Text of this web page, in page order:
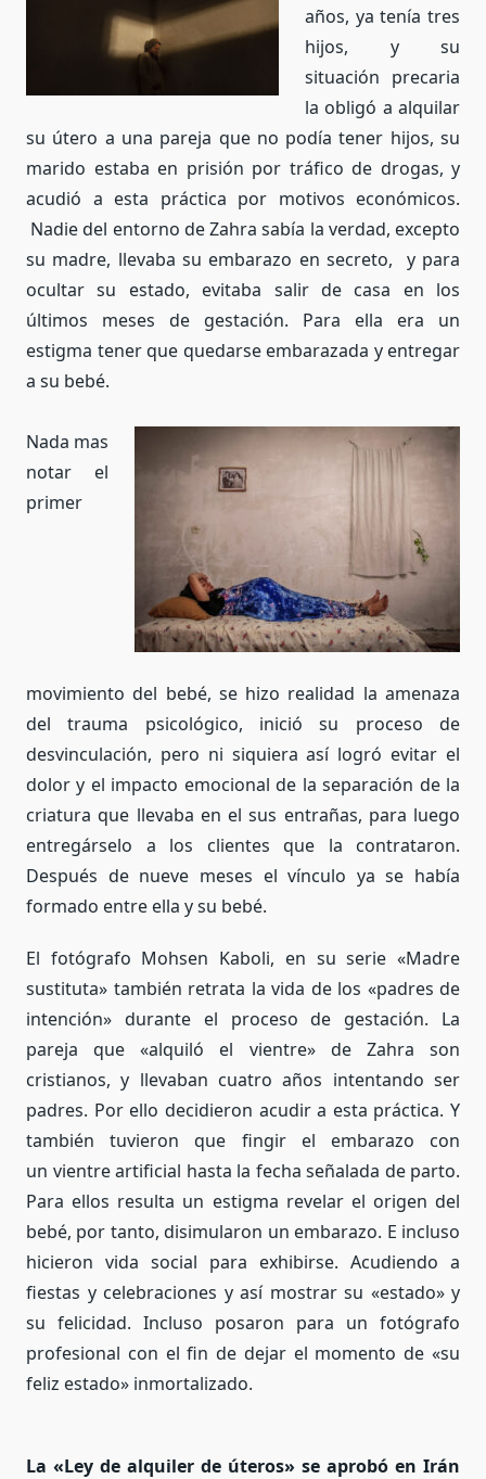
años, ya tenía tres
hijos, y su
situación precaria
la obligó a alquilar
su útero a una pareja que no podía tener hijos, su
marido estaba en prisión por tráfico de drogas, y
acudió a esta práctica por motivos económicos.
Nadie del entorno de Zahra sabía la verdad, excepto
su madre, llevaba su embarazo en secreto, y para
ocultar su estado, evitaba salir de casa en los
últimos meses de gestación. Para ella era un
estigma tener que quedarse embarazada y entregar
a su bebé.
Nada mas
notar el
primer
movimiento del bebé, se hizo realidad la amenaza
del trauma psicológico, inició su proceso de
desvinculación, pero ni siquiera así logró evitar el
dolor y el impacto emocional de la separación de la
criatura que llevaba en el sus entrañas, para luego
entregárselo a los clientes que la contrataron.
Después de nueve meses el vínculo ya se había
formado entre ella y su bebé.
El fotógrafo Mohsen Kaboli, en su serie «Madre
sustituta» también retrata la vida de los «padres de
intención» durante el proceso de gestación. La
pareja que «alquiló el vientre» de Zahra son
cristianos, y llevaban cuatro años intentando ser
padres. Por ello decidieron acudir a esta práctica. Y
también tuvieron que fingir el embarazo con
un vientre artificial hasta la fecha señalada de parto.
Para ellos resulta un estigma revelar el origen del
bebé, por tanto, disimularon un embarazo. E incluso
hicieron vida social para exhibirse. Acudiendo a
fiestas y celebraciones y así mostrar su «estado» y
su felicidad. Incluso posaron para un fotógrafo
profesional con el fin de dejar el momento de «su
feliz estado» inmortalizado.
La «Ley de alquiler de úteros» se aprobó en Irán